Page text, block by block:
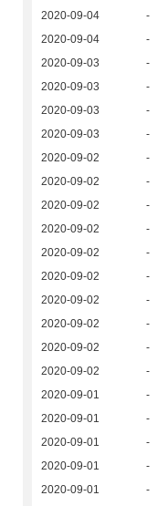
2020-09-04
-
2020-09-04
-
2020-09-03
-
2020-09-03
-
2020-09-03
-
2020-09-03
-
2020-09-02
-
2020-09-02
-
2020-09-02
-
2020-09-02
-
2020-09-02
-
2020-09-02
-
2020-09-02
-
2020-09-02
-
2020-09-02
-
2020-09-02
-
2020-09-01
-
2020-09-01
-
2020-09-01
-
2020-09-01
-
2020-09-01
-